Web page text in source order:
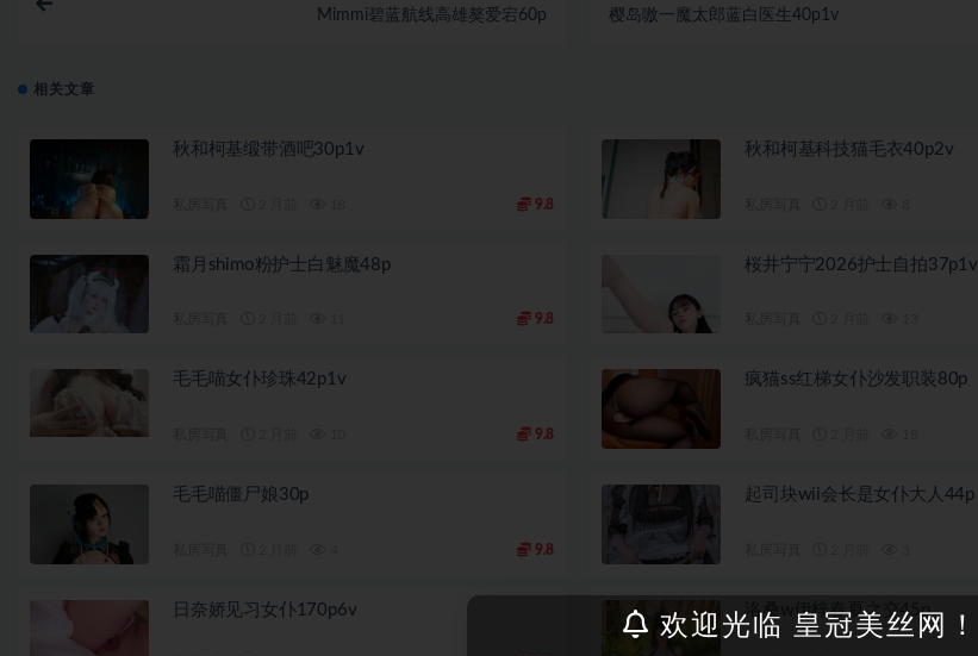
Mimmi碧蓝航线高雄獒爱宕60p 樱岛嗷一魔太郎蓝白医生40p1v
相关文章
秋和柯基缎带酒吧30p1v
9.8
秋和柯基科技猫毛衣40p2v
霜月shimo粉护士白魅魔48p
9.8
桜井宁宁2026护士自拍37p1v
毛毛喵女仆珍珠42p1v
9.8
疯猫ss红梯女仆沙发职装80p
毛毛喵僵尸娘30p
9.8
起司块wii会长是女仆大人44p
日奈娇见习女仆170p6v 洛桑w伊梓春夏之交45p
欢迎光临 皇冠美丝网！